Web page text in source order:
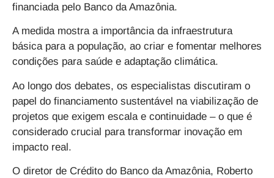
financiada pelo Banco da Amazônia.
A medida mostra a importância da infraestrutura
básica para a população, ao criar e fomentar melhores
condições para saúde e adaptação climática.
Ao longo dos debates, os especialistas discutiram o
papel do financiamento sustentável na viabilização de
projetos que exigem escala e continuidade – o que é
considerado crucial para transformar inovação em
impacto real.
O diretor de Crédito do Banco da Amazônia, Roberto